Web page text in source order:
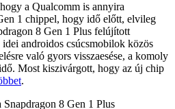
a Qualcomm is annyira
1 chippel, hogy idő előtt, elvileg
8 Gen 1 Plus felújított
androidos csúcsmobilok közös
való gyors visszaesése, a komoly
Most kiszivárgott, hogy az új chip
.
Snapdragon 8 Gen 1 Plus